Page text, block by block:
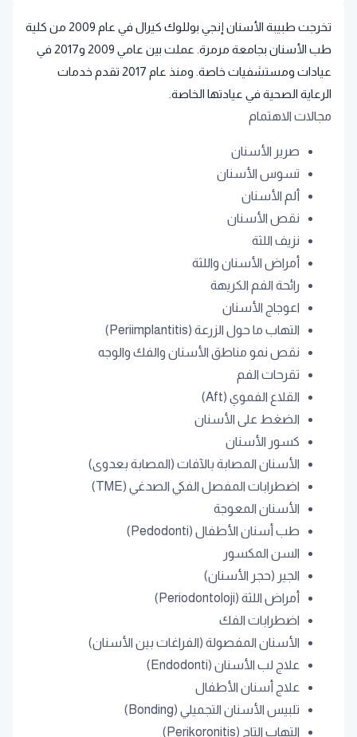
تخرجت طبيبة الأسنان إنجي بوللوك كيرال في عام 2009 من كلية
طب الأسنان بجامعة مرمرة. عملت بين عامي 2009 و2017 في
عيادات ومستشفيات خاصة. ومنذ عام 2017 تقدم خدمات
الرعاية الصحية في عيادتها الخاصة.
مجالات الاهتمام
صرير الأسنان
تسوس الأسنان
ألم الأسنان
نقص الأسنان
نزيف اللثة
أمراض الأسنان واللثة
رائحة الفم الكريهة
اعوجاج الأسنان
التهاب ما حول الزرعة (Periimplantitis)
نقص نمو مناطق الأسنان والفك والوجه
تقرحات الفم
القلاع الفموي (Aft)
الضغط على الأسنان
كسور الأسنان
الأسنان المصابة بالآفات (المصابة بعدوى)
اضطرابات المفصل الفكي الصدغي (TME)
الأسنان المعوجة
طب أسنان الأطفال (Pedodonti)
السن المكسور
الجير (حجر الأسنان)
أمراض اللثة (Periodontoloji)
اضطرابات الفك
الأسنان المفصولة (الفراغات بين الأسنان)
علاج لب الأسنان (Endodonti)
علاج أسنان الأطفال
تلبيس الأسنان التجميلي (Bonding)
التهاب التاج (Perikoronitis)